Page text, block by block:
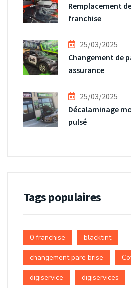
Remplacement
franchise
25/03/2025
Changement de
assurance
25/03/2025
Décalaminage
pulsé
Tags populaires
0 franchise blacktint
changement pare brise
digiservice digiservices